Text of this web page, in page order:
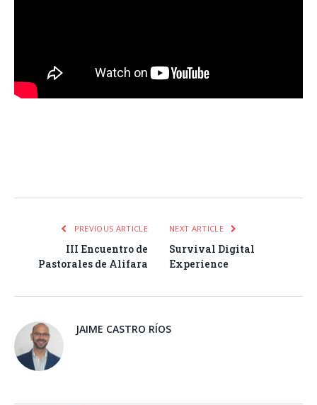
PREVIOUS ARTICLE
III Encuentro de
Pastorales de Alifara
NEXT ARTICLE
Survival Digital
Experience
JAIME CASTRO RÍOS